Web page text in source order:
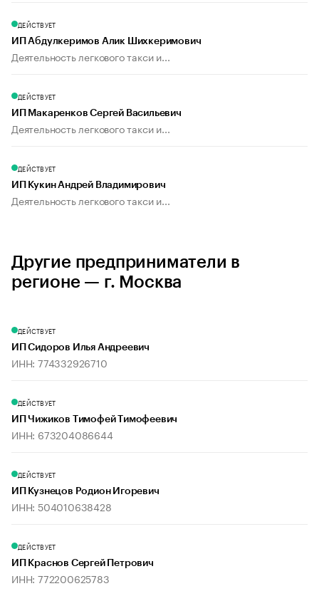
ДЕЙСТВУЕТ
ИП Абдулкеримов Алик Шихкеримович
Деятельность легкового такси и...
ДЕЙСТВУЕТ
ИП Макаренков Сергей Васильевич
Деятельность легкового такси и...
ДЕЙСТВУЕТ
ИП Кукин Андрей Владимирович
Деятельность легкового такси и...
Другие предприниматели в
регионе — г. Москва
ДЕЙСТВУЕТ
ИП Сидоров Илья Андреевич
ИНН: 774332926710
ДЕЙСТВУЕТ
ИП Чижиков Тимофей Тимофеевич
ИНН: 673204086644
ДЕЙСТВУЕТ
ИП Кузнецов Родион Игоревич
ИНН: 504010638428
ДЕЙСТВУЕТ
ИП Краснов Сергей Петрович
ИНН: 772200625783